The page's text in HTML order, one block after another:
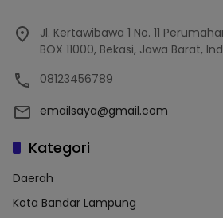
Jl. Kertawibawa 1 No. 11
BOX 11000, Bekasi, Jawa Barat,
08123456789
emailsaya@gmail.com
Kategori
Daerah
Kota Bandar Lampung